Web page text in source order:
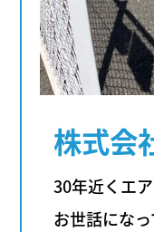
株式会
30年近くエ
お世話にな